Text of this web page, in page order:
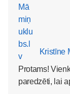
Kristīne
Protams!
paredzēti, lai